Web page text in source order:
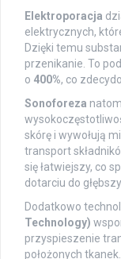
Elektroporacja
elektrycznych,
Dzięki temu
przenikanie. To
o 400%, co
Sonoforeza
skórę i wywołują
transport
się łatwiejszy, co
dotarciu do
Dodatkowo
Technology)
przyspieszenie
położonych